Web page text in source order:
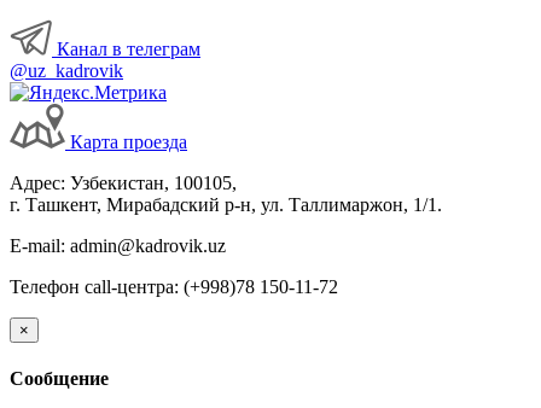
Канал в телеграм
@uz_kadrovik
Карта проезда
Адрес: Узбекистан, 100105,
г. Ташкент, Мирабадский р-н, ул. Таллимаржон, 1/1.
E-mail: admin@kadrovik.uz
Телефон call-центра: (+998)78 150-11-72
×
Сообщение